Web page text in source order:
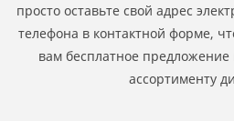
просто оставьте свой адрес
телефона в контактной форме,
вам бесплатное
ассортименту